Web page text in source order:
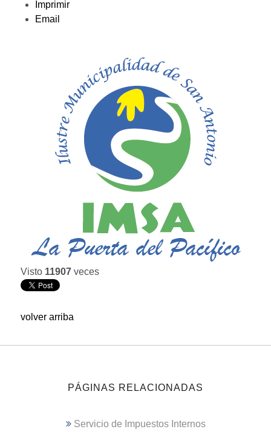
Imprimir
Email
Visto 11907 veces
volver arriba
PÁGINAS RELACIONADAS
Servicio de Impuestos Internos